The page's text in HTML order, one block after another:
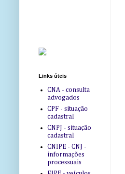
Links úteis
CNA - consulta
advogados
CPF - situação
cadastral
CNPJ - situação
cadastral
CNIPE - CNJ -
informações
processuais